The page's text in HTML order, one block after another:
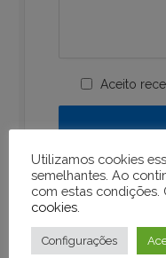
Aceito
Publicidade
Utilizamos cookies
semelhantes. Ao
com estas condições.
cookies
Configurações